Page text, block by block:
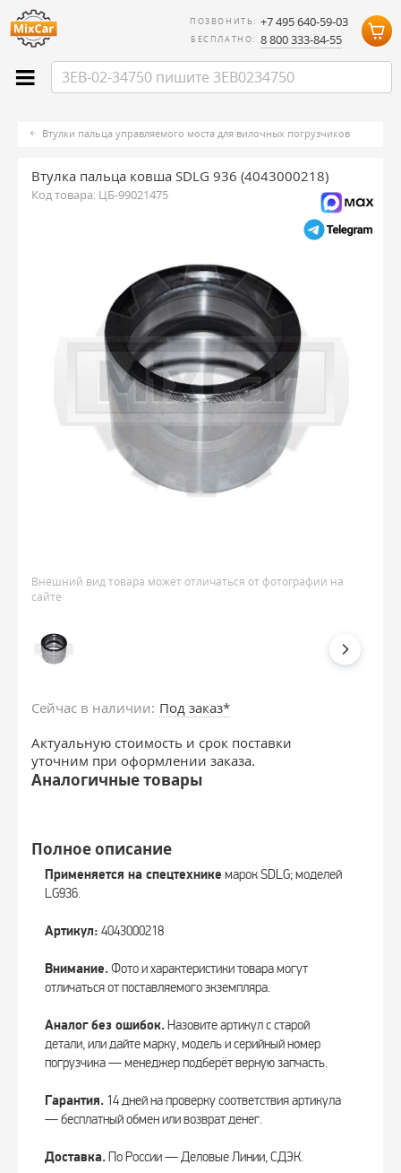
ПОЗВОНИТЬ: +7 495 640-59-03
БЕСПЛАТНО: 8 800 333-84-55
Втулки пальца управляемого моста для вилочных погрузчиков
Втулка пальца ковша SDLG 936 (4043000218)
Код товара: ЦБ-99021475
Внешний вид товара может отличаться от фотографии на
сайте
Сейчас в наличии: Под заказ*
Актуальную стоимость и срок поставки
уточним при оформлении заказа.
Аналогичные товары
Полное описание
Применяется на спецтехнике марок SDLG; моделей
LG936.
Артикул: 4043000218
Внимание.Фото и характеристики товара могут
отличаться от поставляемого экземпляра.
Аналог без ошибок.Назовите артикул с старой
детали, или дайте марку, модель и серийный номер
погрузчика — менеджер подберёт верную запчасть.
Гарантия. 14 дней на проверку соответствия артикула
— бесплатный обмен или возврат денег.
Доставка.По России — Деловые Линии, СДЭК.